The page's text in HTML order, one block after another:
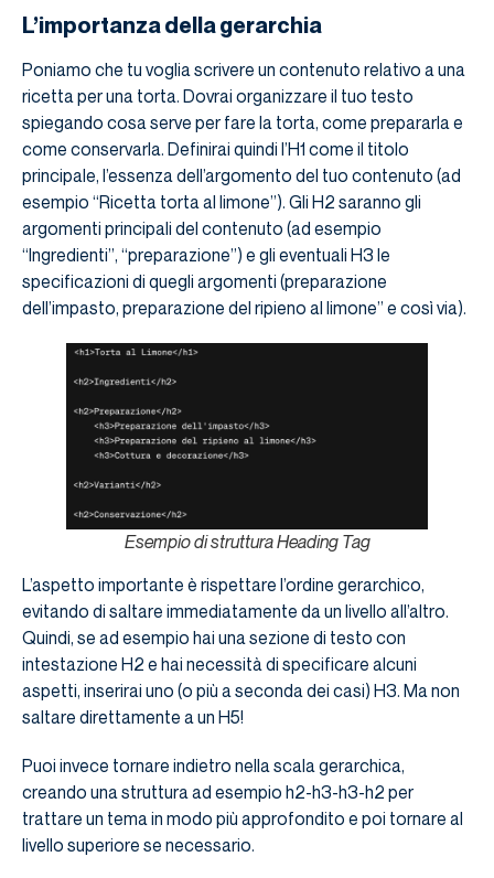
L’importanza della gerarchia
Poniamo che tu voglia scrivere un contenuto relativo a una
ricetta per una torta. Dovrai organizzare il tuo testo
spiegando cosa serve per fare la torta, come prepararla e
come conservarla. Definirai quindi l’H1 come il titolo
principale, l’essenza dell’argomento del tuo contenuto (ad
esempio “Ricetta torta al limone”). Gli H2 saranno gli
argomenti principali del contenuto (ad esempio
“Ingredienti”, “preparazione”) e gli eventuali H3 le
specificazioni di quegli argomenti (preparazione
dell’impasto, preparazione del ripieno al limone” e così via).
Esempio di struttura Heading Tag
L’aspetto importante è rispettare l’ordine gerarchico,
evitando di saltare immediatamente da un livello all’altro.
Quindi, se ad esempio hai una sezione di testo con
intestazione H2 e hai necessità di specificare alcuni
aspetti, inserirai uno (o più a seconda dei casi) H3. Ma non
saltare direttamente a un H5!
Puoi invece tornare indietro nella scala gerarchica,
creando una struttura ad esempio h2-h3-h3-h2 per
trattare un tema in modo più approfondito e poi tornare al
livello superiore se necessario.